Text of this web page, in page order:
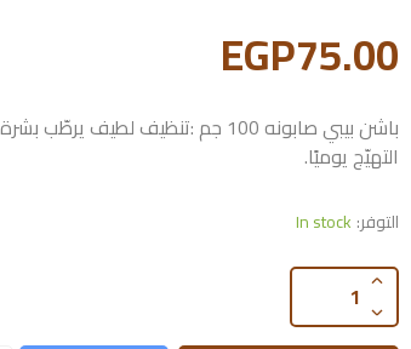
EGP75.00
باشن بيبي صابونه 100 جم :تنظيف لطيف
التهيّج يوميًا.
التوفر: In stock